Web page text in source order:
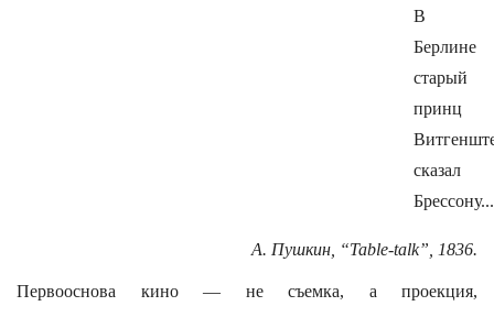
В
Берлине
старый
принц
сказал
Брессону...
А. Пушкин, “Table-talk”, 1836.
Первооснова кино — не съемка, а проекция,